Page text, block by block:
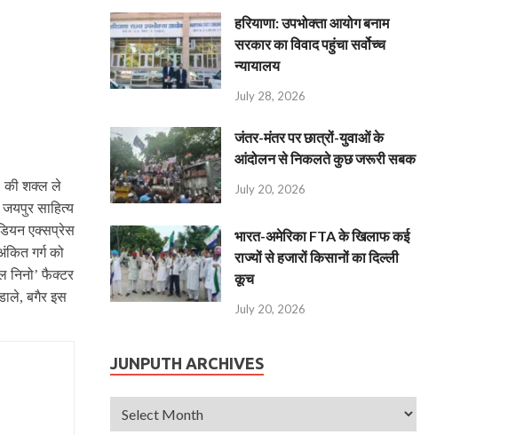
की शक्‍ल ले
साहित्‍य
एक्‍सप्रेस
गर्ग को
निनो’ फैक्‍टर
बगैर इस
हरियाणा: उपभोक्ता आयोग बनाम
सरकार का विवाद पहुंचा सर्वोच्च
न्यायालय
July 28, 2026
जंतर-मंतर पर छात्रों-युवाओं के
आंदोलन से निकलते कुछ जरूरी सबक
July 20, 2026
भारत-अमेरिका FTA के खिलाफ कई
राज्यों से हजारों किसानों का दिल्ली
कूच
July 20, 2026
JUNPUTH ARCHIVES